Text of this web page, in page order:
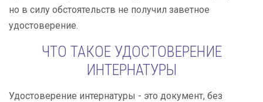
но в силу обстоятельств не получил заветное
удостоверение.
ЧТО ТАКОЕ УДОСТОВЕРЕНИЕ
ИНТЕРНАТУРЫ
Удостоверение интернатуры - это документ, без